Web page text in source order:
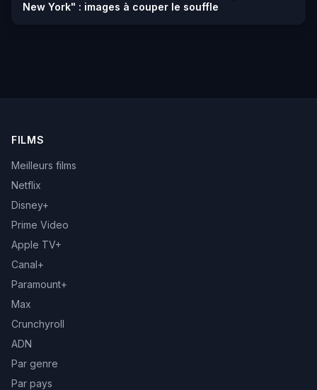
New York" : images à couper le souffle
FILMS
Meilleurs films
Netflix
Disney+
Prime Video
Apple TV+
Canal+
Paramount+
Max
Crunchyroll
ADN
Par genre
Par pays